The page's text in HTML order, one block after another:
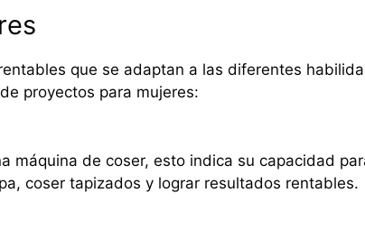
que se adaptan a las diferentes
proyectos para mujeres:
máquina de coser, esto indica su capacidad
coser tapizados y lograr resultados rentables.